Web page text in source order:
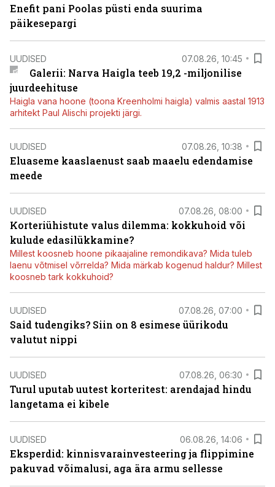
Enefit pani Poolas püsti enda suurima
päikesepargi
UUDISED 07.08.26, 10:45
Galerii: Narva Haigla teeb 19,2 -miljonilise
juurdeehituse
Haigla vana hoone (toona Kreenholmi haigla) valmis aastal 1913
arhitekt Paul Alischi projekti järgi.
UUDISED 07.08.26, 10:38
Eluaseme kaaslaenust saab maaelu edendamise
meede
UUDISED 07.08.26, 08:00
Korteriühistute valus dilemma: kokkuhoid või
kulude edasilükkamine?
Millest koosneb hoone pikaajaline remondikava? Mida tuleb
laenu võtmisel võrrelda? Mida märkab kogenud haldur? Millest
koosneb tark kokkuhoid?
UUDISED 07.08.26, 07:00
Said tudengiks? Siin on 8 esimese üürikodu
valutut nippi
UUDISED 07.08.26, 06:30
Turul uputab uutest korteritest: arendajad hindu
langetama ei kibele
UUDISED 06.08.26, 14:06
Eksperdid: kinnisvarainvesteering ja flippimine
pakuvad võimalusi, aga ära armu sellesse